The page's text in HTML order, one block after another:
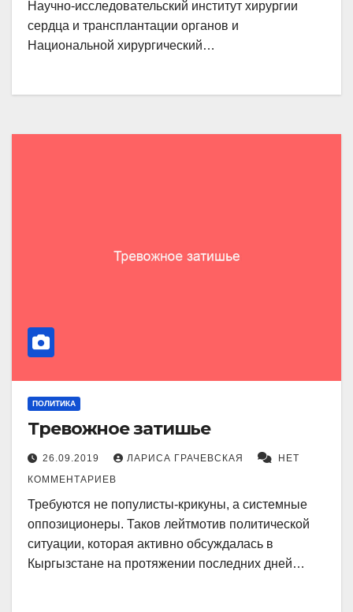
Научно-исследовательский институт хирургии
сердца и трансплантации органов и
Национальной хирургический…
ПОЛИТИКА
Тревожное затишье
26.09.2019 ЛАРИСА ГРАЧЕВСКАЯ
НЕТ
КОММЕНТАРИЕВ
Требуются не популисты-крикуны, а системные
оппозиционеры. Таков лейтмотив политической
ситуации, которая активно обсуждалась в
Кыргызстане на протяжении последних дней…